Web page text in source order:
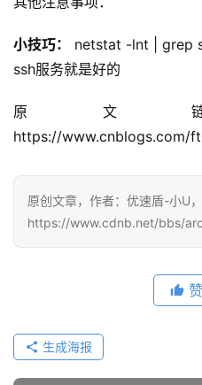
小技巧：
netstat -lnt | grep
ssh服务就是好的
原文
https://www.cnblogs.com/
原创文章，作者：优速盾-小U
https://www.cdnb.net/bbs/
赞
生成海报